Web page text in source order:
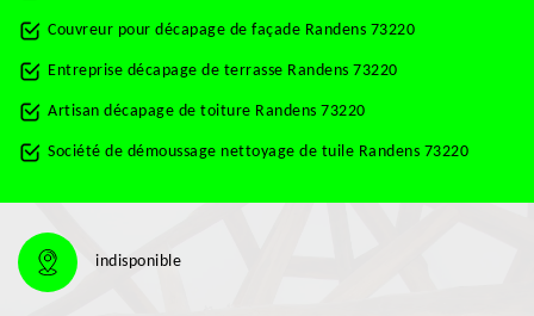
Couvreur pour décapage de façade Randens 73220
Entreprise décapage de terrasse Randens 73220
Artisan décapage de toiture Randens 73220
Société de démoussage nettoyage de tuile Randens 73220
indisponible